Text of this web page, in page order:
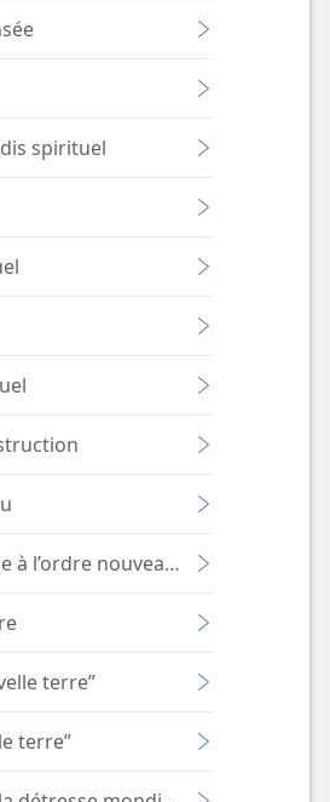
spirituel
l’ordre nouveau de Dieu
terre”
terre”